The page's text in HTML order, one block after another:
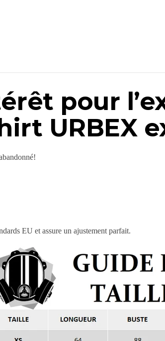
pour
URBEX
EU et assure un ajustement parfait.